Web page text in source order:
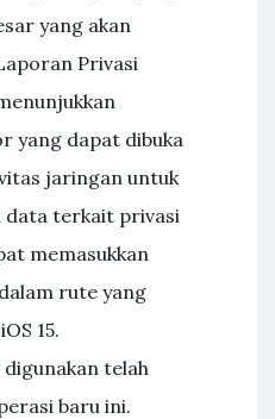
yang akan
Privasi
yang dapat dibuka
jaringan untuk
data terkait privasi
memasukkan
rute yang
15.
telah
baru ini.